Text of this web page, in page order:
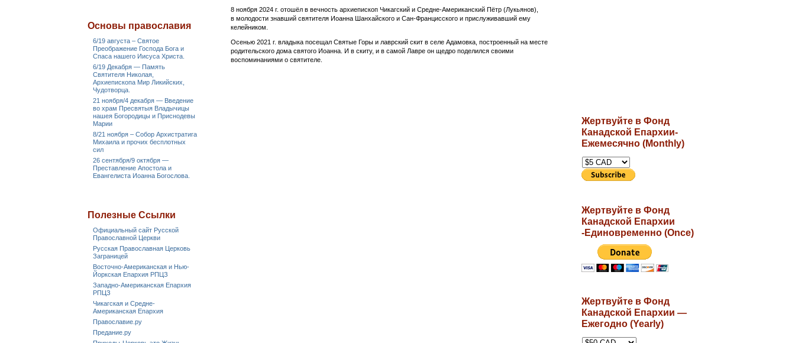
Жертвуйте в Фонд
Канадской Епархии-
Ежемесячно (Monthly)
Жертвуйте в Фонд
Канадской Епархии
-Единовременно (Once)
Жертвуйте в Фонд
Канадской Епархии —
Ежегодно (Yearly)
8 ноября 2024 г. отошёл в вечность архиепископ Чикагский и Средне-Американский Пётр (Лукьянов),
в молодости знавший святителя Иоанна Шанхайского и Сан-Францисского и прислуживавший ему
келейником.
Осенью 2021 г. владыка посещал Святые Горы и лаврский скит в селе Адамовка, построенный на месте
родительского дома святого Иоанна. И в скиту, и в самой Лавре он щедро поделился своими
воспоминаниями о святителе.
Основы православия
6/19 августа – Святое
Преображение Господа Бога и
Спаса нашего Иисуса Христа.
6/19 Декабря — Память
Святителя Николая,
Архиепископа Мир Ликийских,
Чудотворца.
21 ноября/4 декабря — Введение
во храм Пресвятыя Владычицы
нашея Богородицы и Приснодевы
Марии
8/21 ноября – Собор Архистратига
Михаила и прочих бесплотных
сил
26 сентября/9 октября —
Преставление Апостола и
Евангелиста Иоанна Богослова.
Полезные Ссылки
Официальный сайт Русской
Православной Церкви
Русская Православная Церковь
Заграницей
Восточно-Американская и Нью-
Йоркская Епархия РПЦЗ
Западно-Американская Епархия
РПЦЗ
Чикагская и Средне-
Американская Епархия
Православие.ру
Предание.ру